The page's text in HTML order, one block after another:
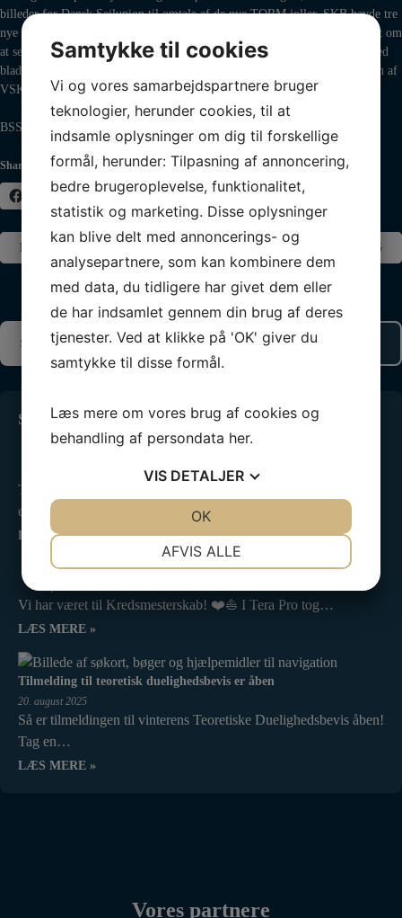
billeder for Dansk Sejlunion til omtale af de nye TORM joller. SKB havde tre
nye Feva’er på vandet, og BSS Ungdom-sejlerne Louise og Freja blev bedt om
at sejle en Tera hver, så der kunne laves flotte billeder af dem. Hold øje med
bladet Sejler, hvor der sikkert kommer noget omtale. Freja prøvede også én af
VSK’s Tera’er, hvorfra billedet til venstre stammer.
BSS Ungdom modtager vores 2 nye Fevajoller den 25. eller 26. april.
Share this:
Facebook X
Indlægsnavigation
FORRIGE INDLÆG NÆSTE INDLÆG
Seneste 3 indlæg
Standernedhaling 2025
Tusinde tak til alle, der havde trodset det utaknemmelige
efterårsvejr…
LÆS MERE »
Kredsmesterskab 2025
2. september 2025
Vi har været til Kredsmesterskab! ❤️⛵ I Tera Pro tog…
LÆS MERE »
Tilmelding til teoretisk duelighedsbevis er åben
20. august 2025
Så er tilmeldingen til vinterens Teoretiske Duelighedsbevis åben!
Tag en…
LÆS MERE »
Vores partnere
Samtykke til cookies
Vi og vores samarbejdspartnere bruger
teknologier, herunder cookies, til at
indsamle oplysninger om dig til forskellige
formål, herunder: Tilpasning af annoncering,
bedre brugeroplevelse, funktionalitet,
statistik og marketing. Disse oplysninger
kan blive delt med annoncerings- og
analysepartnere, som kan kombinere dem
med data, du tidligere har givet dem eller
de har indsamlet gennem din brug af deres
tjenester. Ved at klikke på 'OK' giver du
samtykke til disse formål.
Læs mere om vores brug af cookies og
behandling af persondata her.
VIS DETALJER
MARKETING STATISTIK
AFVIS ALLE
OK